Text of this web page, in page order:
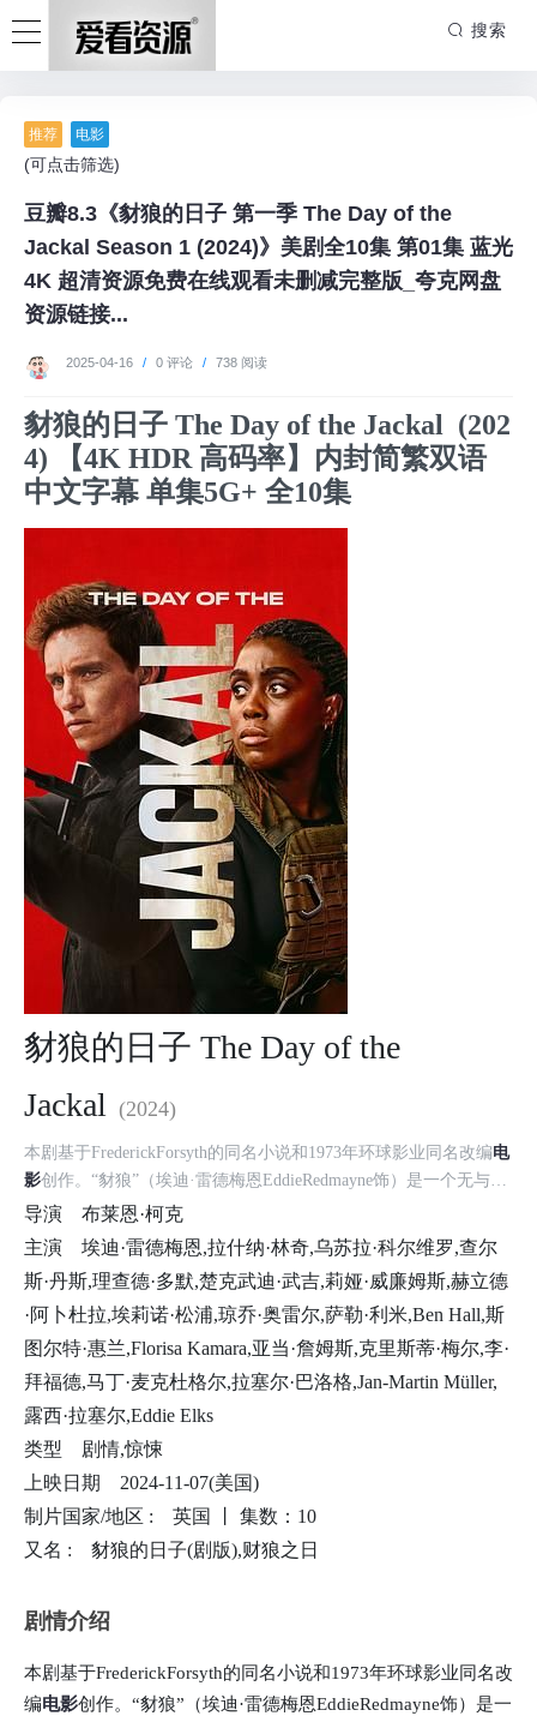
搜索
推荐 电影
(可点击筛选)
豆瓣8.3《豺狼的日子 第一季 The Day of the
Jackal Season 1 (2024)》美剧全10集 第01集 蓝光
4K 超清资源免费在线观看未删减完整版_夸克网盘
资源链接...
2025-04-16 / 0 评论 / 738 阅读
豺狼的日子 The Day of the Jackal (202
4) 【4K HDR 高码率】内封简繁双语
中文字幕 单集5G+ 全10集
豺狼的日子 The Day of the
Jackal
(2024)
本剧基于FrederickForsyth的同名小说和1973年环球影业同名改编电
影创作。“豺狼”（埃迪·雷德梅恩EddieRedmayne饰）是一个无与伦
比、难以捉摸的独行杀手，他以执行高报酬的刺杀任务为生。处
于“豺狼”私人生活中心的Nuria（乌苏拉·科尔维罗ÚrsulaCorberó
饰）对他的身份却一无所知。在最近一次杀人后，“豺狼”遇到了自
己的对手，顽强的英国情报探员Bianca（拉什纳·林奇LashanaLynch
饰）。Bianca开始在欧洲各地追捕“豺狼”，一场惊心动魄的猫鼠追
逐战由此展开，随之而来的是一连串的破坏。
导演
布莱恩·柯克
主演
埃迪·雷德梅恩,拉什纳·林奇,乌苏拉·科尔维罗,查尔
斯·丹斯,理查德·多默,楚克武迪·武吉,莉娅·威廉姆斯,赫立德
·阿卜杜拉,埃莉诺·松浦,琼乔·奥雷尔,萨勒·利米,Ben Hall,斯
图尔特·惠兰,Florisa Kamara,亚当·詹姆斯,克里斯蒂·梅尔,李·
拜福德,马丁·麦克杜格尔,拉塞尔·巴洛格,Jan-Martin Müller,
露西·拉塞尔,Eddie Elks
类型
剧情,惊悚
上映日期
2024-11-07(美国)
制片国家/地区 :
英国 丨 集数：10
又名 :
豺狼的日子(剧版),财狼之日
剧情介绍
本剧基于FrederickForsyth的同名小说和1973年环球影业同名改
编电影创作。“豺狼”（埃迪·雷德梅恩EddieRedmayne饰）是一